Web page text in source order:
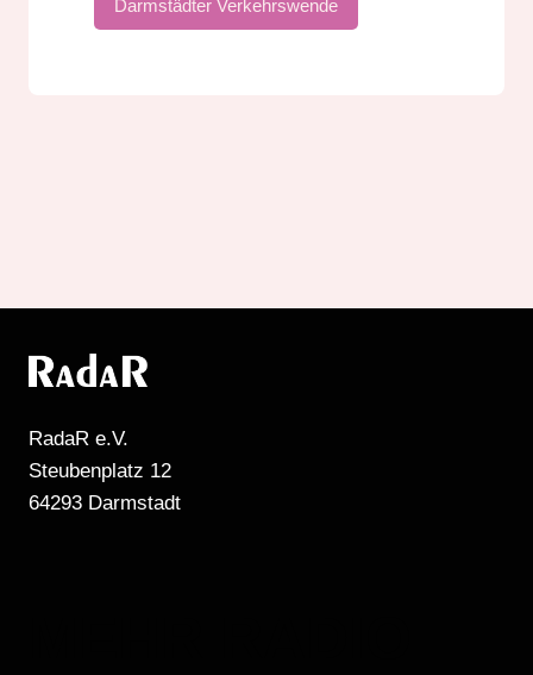
Darmstädter Verkehrswende
RadaR e.V.
Steubenplatz 12
64293 Darmstadt